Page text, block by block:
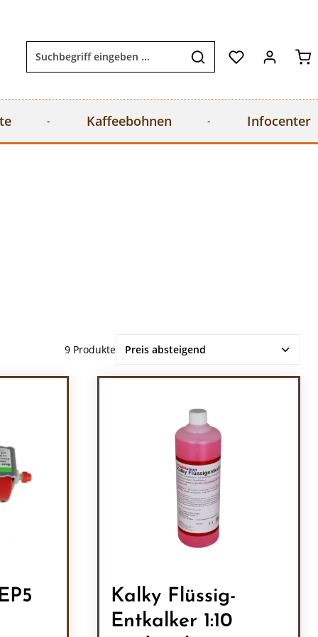
Kaffeebohnen Infocenter
9 Produkte
Kalky Flüssig-
Entkalker 1:10